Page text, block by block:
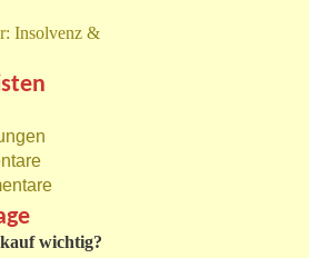
Insolvenz &
wichtig?